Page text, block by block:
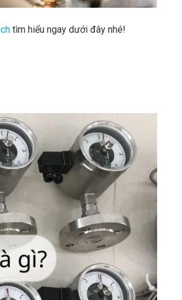
tìm hiểu ngay dưới đây nhé!